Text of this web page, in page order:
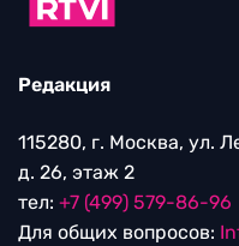
Редакция
115280, г. Москва, ул.
д. 26, этаж 2
тел: +7 (499) 579-86-96
Для общих вопросов: